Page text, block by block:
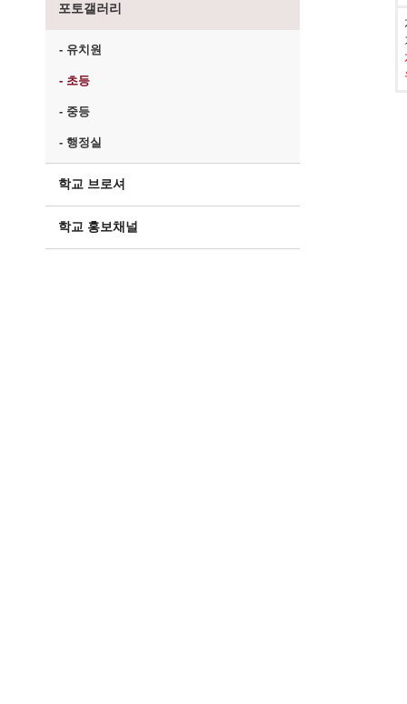
포토갤러리
- 유치원
- 초등
- 중등
- 행정실
학교 브로셔
학교 홍보채널